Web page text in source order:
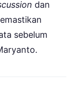
dan
sebelum